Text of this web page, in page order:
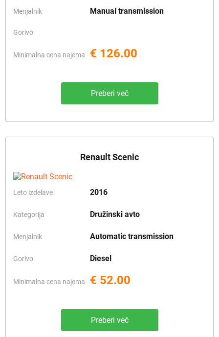
Menjalnik Manual transmission
Gorivo
Minimalna cena najema € 126.00
Preberi več
Renault Scenic
Leto izdelave 2016
Kategorija Družinski avto
Menjalnik Automatic transmission
Gorivo Diesel
Minimalna cena najema € 52.00
Preberi več